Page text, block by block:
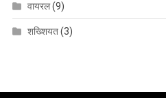
वायरल(9)
शख्शियत(3)